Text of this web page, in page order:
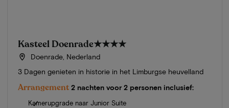
Kasteel Doenrade★★★★
Doenrade, Nederland
3 Dagen genieten in historie in het Limburgse heuvelland
Arrangement 2 nachten voor 2 personen inclusief:
Kamerupgrade naar Junior Suite